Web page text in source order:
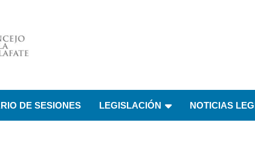
DE SESIONES LEGISLACIÓN NOTICIAS